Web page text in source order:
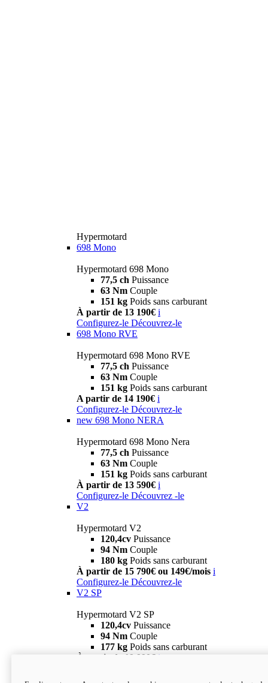
Hypermotard
698 Mono
Hypermotard 698 Mono
77,5 ch Puissance
63 Nm Couple
151 kg Poids sans carburant
À partir de 13 190€ i
Configurez-le Découvrez-le
698 Mono RVE
Hypermotard 698 Mono RVE
77,5 ch Puissance
63 Nm Couple
151 kg Poids sans carburant
A partir de 14 190€ i
Configurez-le Découvrez-le
new 698 Mono NERA
Hypermotard 698 Mono Nera
77,5 ch Puissance
63 Nm Couple
151 kg Poids sans carburant
À partir de 13 590€ i
Configurez-le Découvrez -le
V2
Hypermotard V2
120,4cv Puissance
94 Nm Couple
180 kg Poids sans carburant
À partir de 15 790€ ou 149€/mois i
Configurez-le Découvrez-le
V2 SP
Hypermotard V2 SP
120,4cv Puissance
94 Nm Couple
177 kg Poids sans carburant
À partir de 19 990€ i
new
V2 SP 100